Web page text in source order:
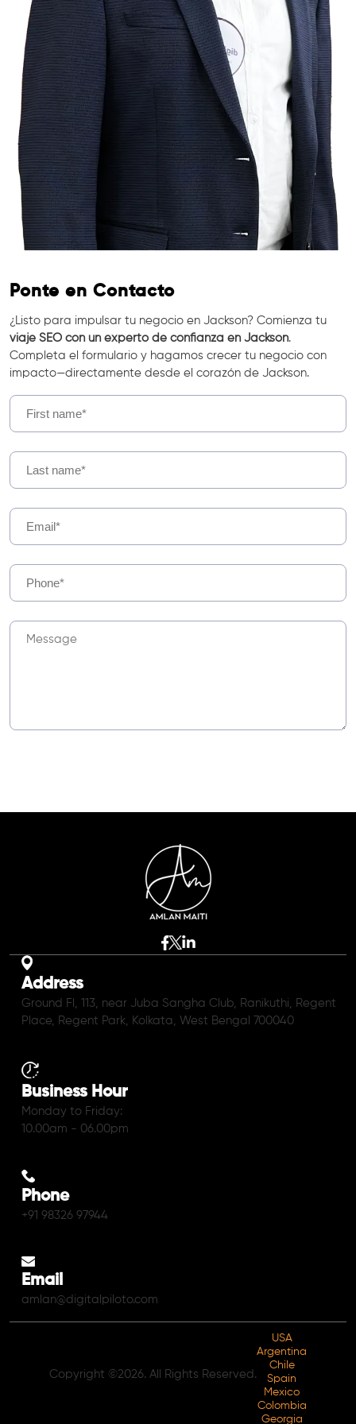
Ponte en Contacto
¿Listo para impulsar tu negocio en Jackson? Comienza tu
viaje SEO con un experto de confianza en Jackson.
Completa el formulario y hagamos crecer tu negocio con
impacto—directamente desde el corazón de Jackson.
Address
Ground Fl, 113, near Juba Sangha Club, Ranikuthi, Regent
Place, Regent Park, Kolkata, West Bengal 700040
Business Hour
Monday to Friday:
10.00am - 06.00pm
Phone
+91 98326 97944
Email
amlan@digitalpiloto.com
Copyright ©2026. All Rights Reserved.
USA
Argentina
Chile
Spain
Mexico
Colombia
Georgia